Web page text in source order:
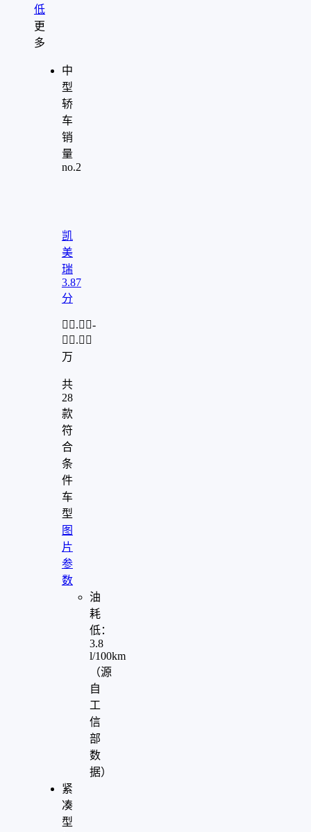
低
更
多
中
型
轿
车
销
量
no.2
凯
美
瑞
3.87
分
.-
.
万
共
28
款
符
合
条
件
车
型
图
片
参
数
油
耗
低：
3.8
l/100km
（源
自
工
信
部
数
据）
紧
凑
型